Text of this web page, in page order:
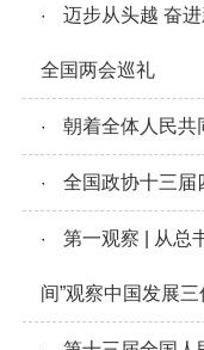
· 迈步从头越 奋
全国两会巡礼
· 朝着全体人民共
· 全国政协十三届
· 第一观察 | 从总
间”观察中国发展三